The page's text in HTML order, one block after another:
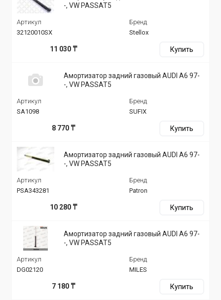
-, VW PASSAT5
Артикул
32120010SX
Бренд
Stellox
11 030 ₸ Купить
Амортизатор задний газовый AUDI A6 97-
-, VW PASSAT5
Артикул
SA1098
Бренд
SUFIX
8 770 ₸ Купить
Амортизатор задний газовый AUDI A6 97-
-, VW PASSAT5
Артикул
PSA343281
Бренд
Patron
10 280 ₸ Купить
Амортизатор задний газовый AUDI A6 97-
-, VW PASSAT5
Артикул
DG02120
Бренд
MILES
7 180 ₸ Купить